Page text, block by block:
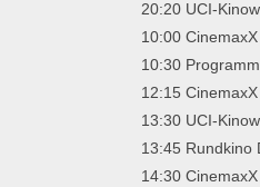
20:20 UCI-
10:00 CinemaxX
10:30
12:15 CinemaxX
13:30 UCI-
13:45 Rundkino
14:30 CinemaxX